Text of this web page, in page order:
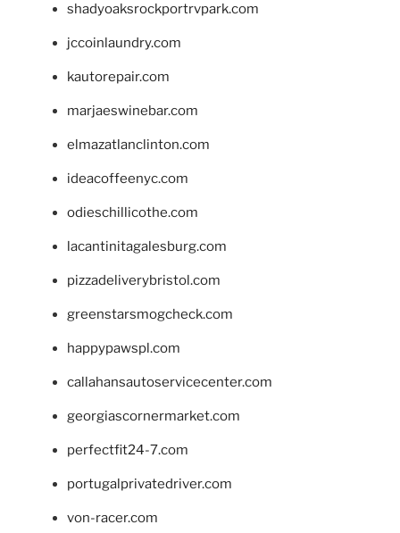
shadyoaksrockportrvpark.com
jccoinlaundry.com
kautorepair.com
marjaeswinebar.com
elmazatlanclinton.com
ideacoffeenyc.com
odieschillicothe.com
lacantinitagalesburg.com
pizzadeliverybristol.com
greenstarsmogcheck.com
happypawspl.com
callahansautoservicecenter.com
georgiascornermarket.com
perfectfit24-7.com
portugalprivatedriver.com
von-racer.com